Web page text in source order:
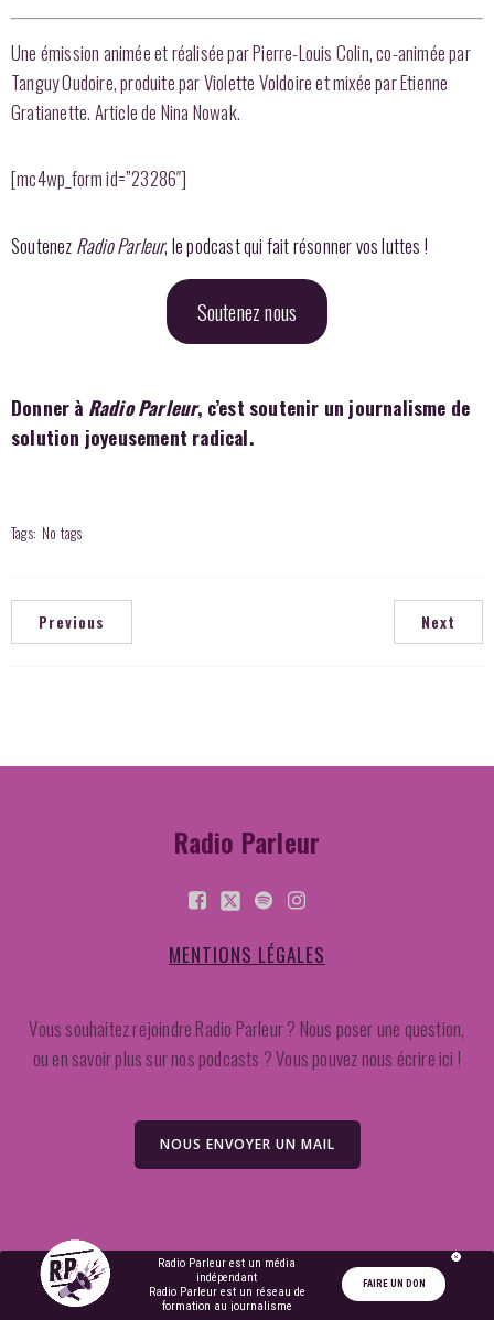
Une émission animée et réalisée par Pierre-Louis Colin, co-animée par
Tanguy Oudoire, produite par Violette Voldoire et mixée par Etienne
Gratianette. Article de Nina Nowak.
[mc4wp_form id=”23286″]
Soutenez Radio Parleur, le podcast qui fait résonner vos luttes !
Soutenez nous
Donner à Radio Parleur, c’est soutenir un journalisme de
solution joyeusement radical.
Tags: No tags
Previous Next
Radio Parleur
MENTIONS LÉGALES
Vous souhaitez rejoindre Radio Parleur ? Nous poser une question,
ou en savoir plus sur nos podcasts ? Vous pouvez nous écrire ici !
NOUS ENVOYER UN MAIL
2026 Radio Parleur. Created for free using WordPress andKubio
Radio Parleur est un média
indépendant
Radio Parleur est un réseau de
formation au journalisme
FAIRE UN DON